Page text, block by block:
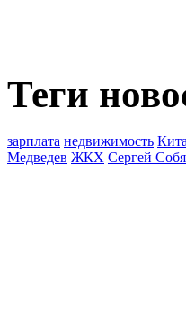
Теги
зарплата недвижимость
Медведев ЖКХ Сергей